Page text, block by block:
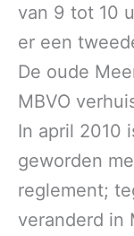
van 9 tot 10
er een
De oude
MBVO
In april 2010
geworden
reglement;
veranderd in